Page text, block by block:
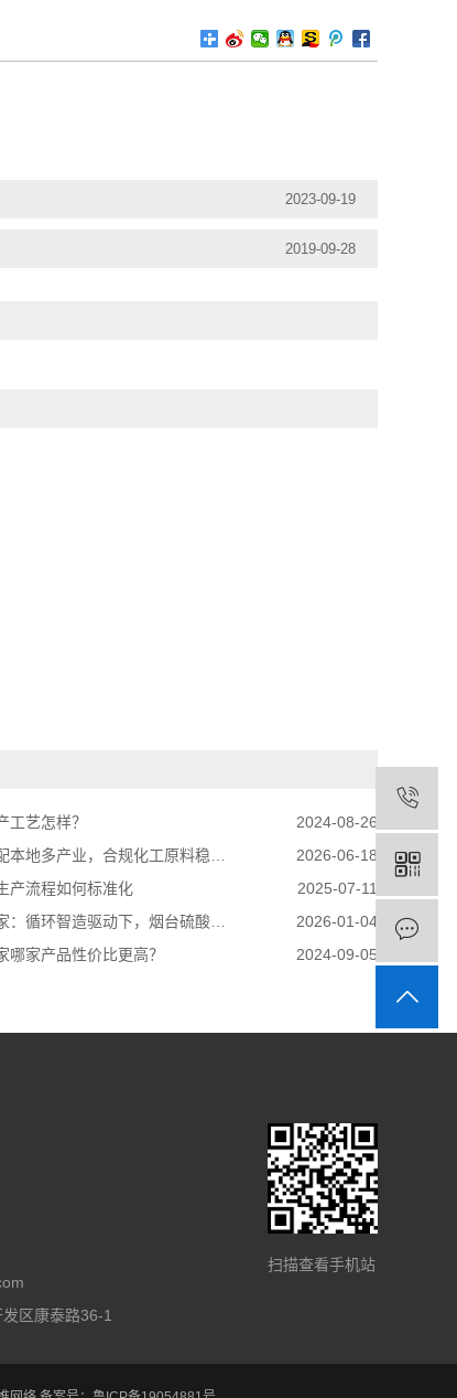
2023-09-19
2019-09-28
工艺怎样？
2024-08-26
地多产业，合规化工原料稳定供给
2026-06-18
产流程如何标准化
2025-07-11
智造驱动下，烟台硫酸如何构筑化工产业新基石
2026-01-04
哪家产品性价比更高？ 2024-09-05
区康泰路36-1
扫描查看手机站